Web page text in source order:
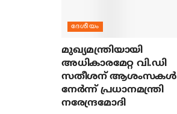
ദേശീയം
മുഖ്യമന്ത്രിയായി
അധികാരമേറ്റ വി.ഡി
സതീശന് ആശംസകള്‍
നേര്‍ന്ന് പ്രധാനമന്ത്രി
നരേന്ദ്രമോദി